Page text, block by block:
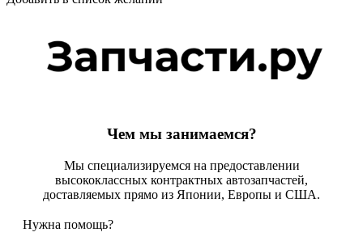
Чем мы занимаемся?
Мы специализируемся на предоставлении
высококлассных контрактных автозапчастей,
доставляемых прямо из Японии, Европы и США.
Нужна помощь?